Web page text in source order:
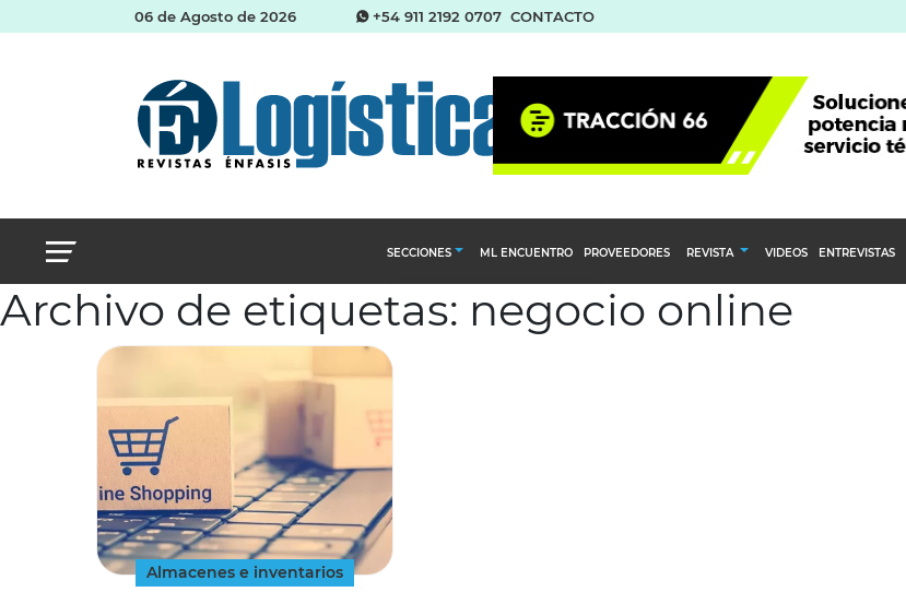
06 de Agosto de 2026 +54 911 2192 0707 CONTACTO
SECCIONES
Abastecimiento y compras
ML ENCUENTRO PROVEEDORES REVISTA
Calendario Editorial
Ediciones Anteriores
VIDEOS ENTREVISTAS
Archivo de etiquetas: negocio online
Almacenes e inventarios